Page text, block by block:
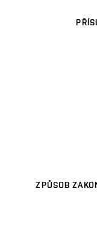
ZPŮSOB